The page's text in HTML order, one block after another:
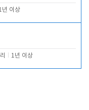
년 이상
1년 이상